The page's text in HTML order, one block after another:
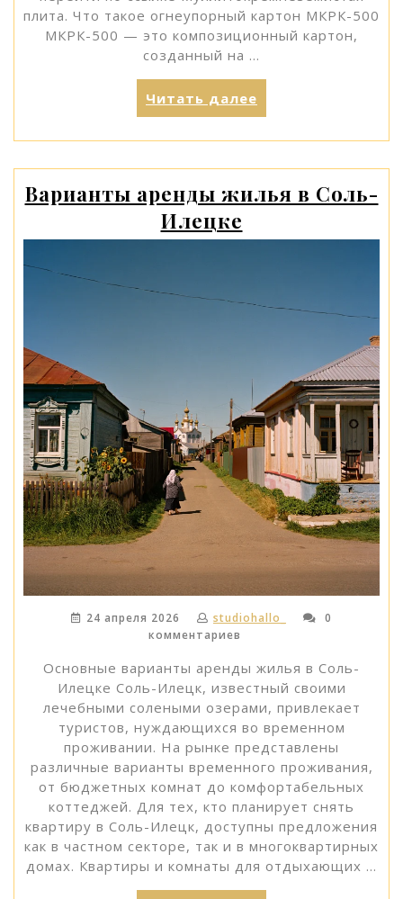
плита. Что такое огнеупорный картон МКРК-500
МКРК-500 — это композиционный картон,
созданный на …
Читать далее
листовой
картон
и
применения»
Варианты аренды жилья в Соль-
Илецке
24 апреля 2026 studiohallo_
0
комментариев
Основные варианты аренды жилья в Соль-
Илецке Соль-Илецк, известный своими
лечебными солеными озерами, привлекает
туристов, нуждающихся во временном
проживании. На рынке представлены
различные варианты временного проживания,
от бюджетных комнат до комфортабельных
коттеджей. Для тех, кто планирует снять
квартиру в Соль-Илецк, доступны предложения
как в частном секторе, так и в многоквартирных
домах. Квартиры и комнаты для отдыхающих …